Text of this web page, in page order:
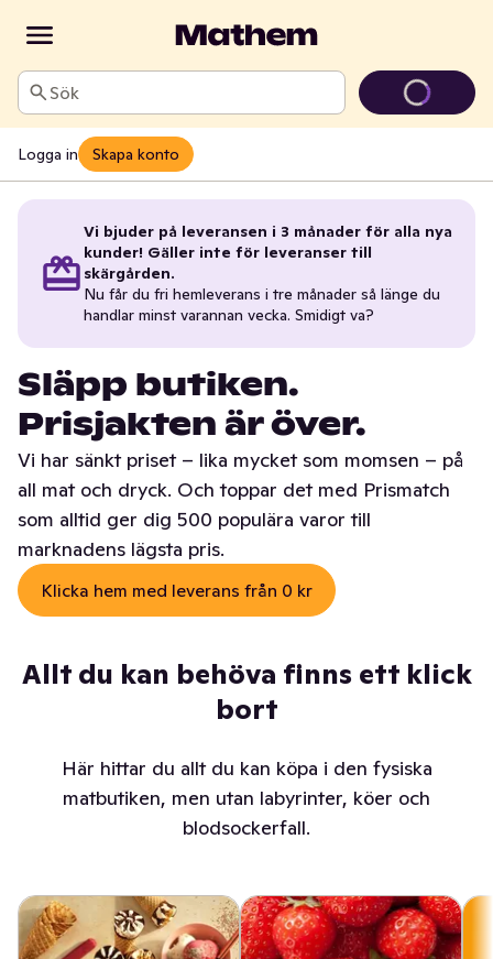
Sök
Logga in Skapa konto
Vi bjuder på leveransen i 3 månader för alla nya
kunder! Gäller inte för leveranser till
skärgården.
Nu får du fri hemleverans i tre månader så länge du
handlar minst varannan vecka. Smidigt va?
Släpp butiken.
Prisjakten är över.
Vi har sänkt priset – lika mycket som momsen – på
all mat och dryck. Och toppar det med Prismatch
som alltid ger dig 500 populära varor till
marknadens lägsta pris.
Klicka hem med leverans från 0 kr
Allt du kan behöva finns ett klick
bort
Här hittar du allt du kan köpa i den fysiska
matbutiken, men utan labyrinter, köer och
blodsockerfall.